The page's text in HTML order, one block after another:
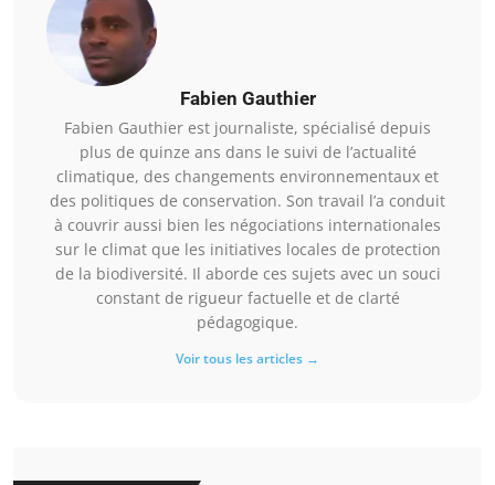
Fabien Gauthier
Fabien Gauthier est journaliste, spécialisé depuis
plus de quinze ans dans le suivi de l’actualité
climatique, des changements environnementaux et
des politiques de conservation. Son travail l’a conduit
à couvrir aussi bien les négociations internationales
sur le climat que les initiatives locales de protection
de la biodiversité. Il aborde ces sujets avec un souci
constant de rigueur factuelle et de clarté
pédagogique.
Voir tous les articles →